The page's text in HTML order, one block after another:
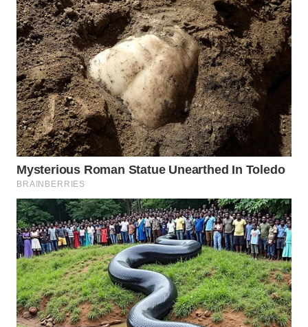
WN
PAKPAK
WN
KARAWANG
WN
BEKASI
WN
BOGOR
WN
DEPOK
WN
TAPANULI
UTARA